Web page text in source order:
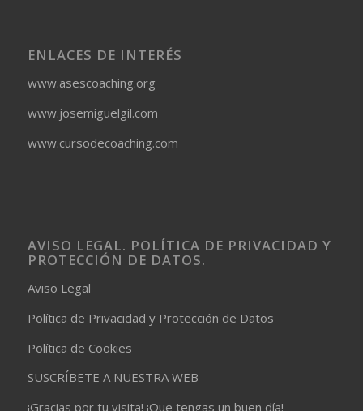
ENLACES DE INTERÉS
www.asescoaching.org
www.josemiguelgil.com
www.cursodecoaching.com
AVISO LEGAL. POLÍTICA DE PRIVACIDAD Y
PROTECCIÓN DE DATOS.
Aviso Legal
Política de Privacidad y Protección de Datos
Política de Cookies
SUSCRÍBETE A NUESTRA WEB
¡Gracias por tu visita! ¡Que tengas un buen día!